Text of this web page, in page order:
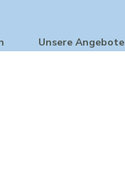
Unsere Angebote